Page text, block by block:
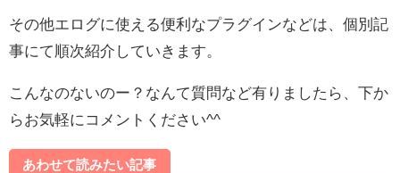
その他エログに使える便利なプラグインなどは、個別記
事にて順次紹介していきます。
こんなのないのー？なんて質問など有りましたら、下か
らお気軽にコメントください^^
あわせて読みたい記事